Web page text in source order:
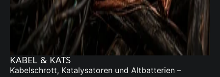
KABEL & KATS
Kabelschrott, Katalysatoren und Altbatterien –